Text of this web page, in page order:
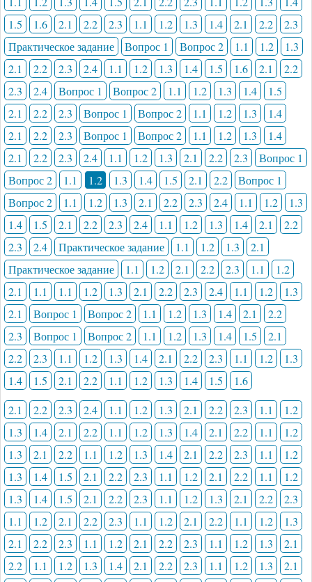
1.5
1.6 2.1 2.2 2.3 1.1 1.2 1.3 1.4 2.1 2.2
2.3
Практическое задание
Вопрос 1 Вопрос 2 1.1 1.2
1.3
2.1
2.2 2.3 2.4 1.1 1.2 1.3 1.4 1.5 1.6 2.1
2.2
2.3
2.4 Вопрос 1 Вопрос 2 1.1 1.2 1.3 1.4
1.5
2.1
2.2 2.3 Вопрос 1 Вопрос 2 1.1 1.2 1.3
1.4
2.1
2.2 2.3 Вопрос 1 Вопрос 2 1.1 1.2 1.3
1.4
2.1
2.2 2.3 2.4 1.1 1.2 1.3 2.1 2.2 2.3
Вопрос 1
Вопрос 2
1.1 1.2 1.3 1.4 1.5 2.1 2.2
Вопрос 1
Вопрос 2
1.1 1.2 1.3 2.1 2.2 2.3 2.4 1.1 1.2
1.3
1.4
1.5 2.1 2.2 2.3 2.4 1.1 1.2 1.3 1.4 2.1
2.2
2.3
2.4 Практическое задание 1.1 1.2 1.3
2.1
Практическое задание
1.1 1.2 2.1 2.2 2.3 1.1
1.2
2.1
1.1 1.1 1.2 1.3 2.1 2.2 2.3 2.4 1.1 1.2
1.3
2.1
Вопрос 1 Вопрос 2 1.1 1.2 1.3 1.4 2.1
2.2
2.3
Вопрос 1 Вопрос 2 1.1 1.2 1.3 1.4 1.5
2.1
2.2
2.3 1.1 1.2 1.3 1.4 2.1 2.2 2.3 1.1 1.2
1.3
1.4
1.5 2.1 2.2 1.1 1.2 1.3 1.4 1.5
1.6
2.1
2.2 2.3 2.4 1.1 1.2 1.3 2.1 2.2 2.3 1.1
1.2
1.3
1.4 2.1 2.2 1.1 1.2 1.3 1.4 2.1 2.2 1.1
1.2
1.3
2.1 2.2 1.1 1.2 1.3 1.4 2.1 2.2 2.3 1.1
1.2
1.3
1.4 1.5 2.1 2.2 2.3 1.1 1.2 2.1 2.2 1.1
1.2
1.3
1.4 1.5 2.1 2.2 2.3 1.1 1.2 1.3 2.1 2.2
2.3
1.1
1.2 2.1 2.2 2.3 1.1 1.2 2.1 2.2 1.1 1.2
1.3
2.1
2.2 2.3 1.1 1.2 2.1 2.2 2.3 1.1 1.2 1.3
2.1
2.2
1.1 1.2 1.3 1.4 2.1 2.2 2.3 1.1 1.2 1.3
2.1